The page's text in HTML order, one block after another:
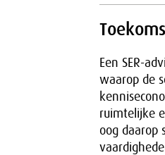
Een SER-
waarop de
ruimtelijke
oog daarop